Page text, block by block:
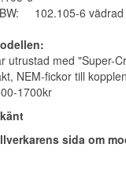
102.105-6 vädrad
utrustad med "Super-
NEM-fickor till
1700kr
sida om